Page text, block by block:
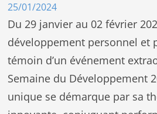
25/01/2024
Du 29 janvier au 02 février
développement personnel et
témoin d’un événement
Semaine du Développement
unique se démarque par sa